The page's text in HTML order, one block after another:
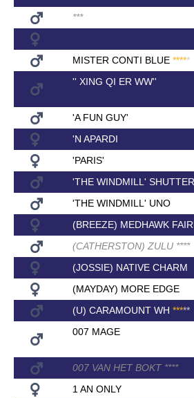
***
MISTER CONTI BLUE *****
'' XING QI ER WW''
'A FUN GUY'
'N APARDI
'PARIS'
'THE WINDMILL'
'THE WINDMILL' UNO
(BREEZE) MEDHAWK
(CATHERSTON) ZULU ****
(JOSSIE) NATIVE CHARM
(MAYDAY) MORE EDGE
(U) CARAMOUNT WH *****
007 MAGE
007 VAN HET BOKT ****
1 AN ONLY